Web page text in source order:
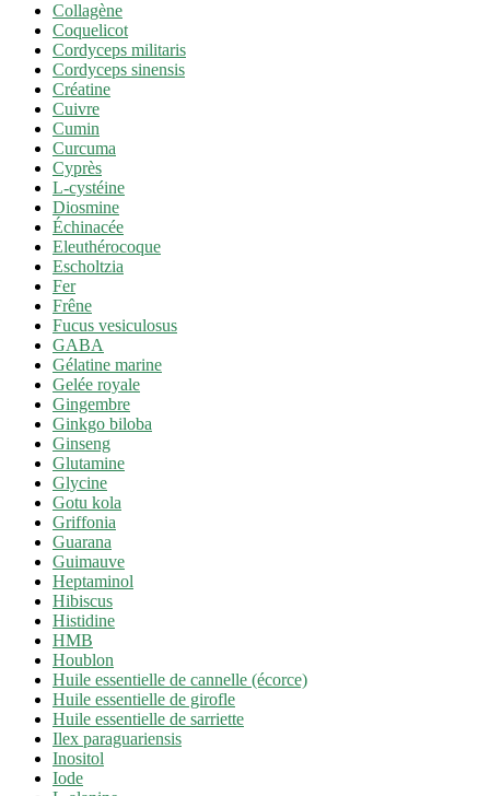
Collagène
Coquelicot
Cordyceps militaris
Cordyceps sinensis
Créatine
Cuivre
Cumin
Curcuma
Cyprès
L-cystéine
Diosmine
Échinacée
Eleuthérocoque
Escholtzia
Fer
Frêne
Fucus vesiculosus
GABA
Gélatine marine
Gelée royale
Gingembre
Ginkgo biloba
Ginseng
Glutamine
Glycine
Gotu kola
Griffonia
Guarana
Guimauve
Heptaminol
Hibiscus
Histidine
HMB
Houblon
Huile essentielle de cannelle (écorce)
Huile essentielle de girofle
Huile essentielle de sarriette
Ilex paraguariensis
Inositol
Iode